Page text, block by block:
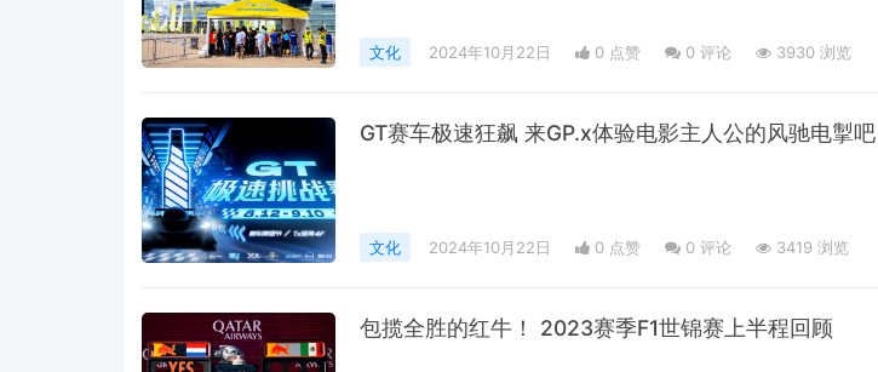
文化 2024年10月22日 0 点赞 0 评论 3930 浏览
GT赛车极速狂飙 来GP.x体验电影主人公的风驰电掣吧
文化 2024年10月22日 0 点赞 0 评论 3419 浏览
包揽全胜的红牛！ 2023赛季F1世锦赛上半程回顾